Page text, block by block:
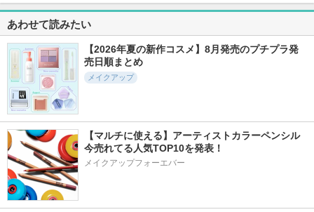
5.1
1528件
ハイパーリフトマス
カラ
D-UP(ディーアップ)
ジューシーベリープ
ランピングリップオ
イル
TOCOBO
クリーミータッチラ
イナー
5.2
7979件
シルキーリキッドア
イライナーWP
D-UP(ディーアップ)
5.0
1079件
あわせて読みたい
【2026年夏の新作コスメ】8月発売のプチプラ発
売日順まとめ
メイクアップ
【マルチに使える】アーティストカラーペンシル
今売れてる人気TOP10を発表！
メイクアップフォーエバー